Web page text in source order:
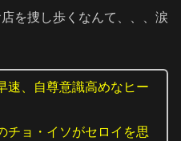
を捜し歩くなんて、、、涙
速、自尊意識高めなヒー
チョ・イソがセロイを思